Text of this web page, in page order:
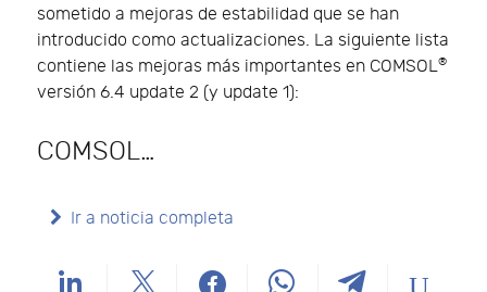
sometido a mejoras de estabilidad que se han
introducido como actualizaciones. La siguiente lista
contiene las mejoras más importantes en COMSOL®
versión 6.4 update 2 (y update 1):
COMSOL…
Ir a noticia completa